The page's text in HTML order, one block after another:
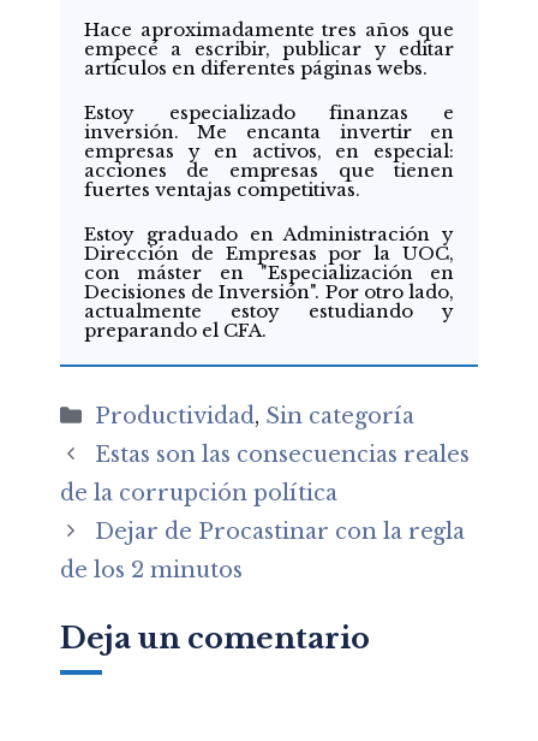
Hace aproximadamente tres años que
empecé a escribir, publicar y editar
artículos en diferentes páginas webs.
Estoy especializado finanzas e
inversión. Me encanta invertir en
empresas y en activos, en especial:
acciones de empresas que tienen
fuertes ventajas competitivas.
Estoy graduado en Administración y
Dirección de Empresas por la UOC,
con máster en "Especialización en
Decisiones de Inversión". Por otro lado,
actualmente estoy estudiando y
preparando el CFA.
Categorías
Productividad, Sin categoría
Estas son las consecuencias reales
de la corrupción política
Dejar de Procastinar con la regla
de los 2 minutos
Deja un comentario